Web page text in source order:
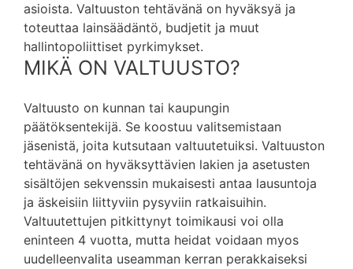
asioista. Valtuuston tehtävänä on hyväksyä ja
toteuttaa lainsäädäntö, budjetit ja muut
hallintopoliittiset pyrkimykset.
MIKÄ ON VALTUUSTO?
Valtuusto on kunnan tai kaupungin
päätöksentekijä. Se koostuu valitsemistaan
jäsenistä, joita kutsutaan valtuutetuiksi. Valtuuston
tehtävänä on hyväksyttävien lakien ja asetusten
sisältöjen sekvenssin mukaisesti antaa lausuntoja
ja äskeisiin liittyviin pysyviin ratkaisuihin.
Valtuutettujen pitkittynyt toimikausi voi olla
eninteen 4 vuotta, mutta heidat voidaan myos
uudelleenvalita useamman kerran perakkaiseksi